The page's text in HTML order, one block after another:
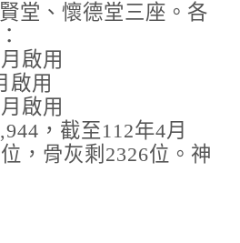
堂、懷德堂三座。各
啟用
啟用
啟用
，截至112年4月
，骨灰剩2326位。神